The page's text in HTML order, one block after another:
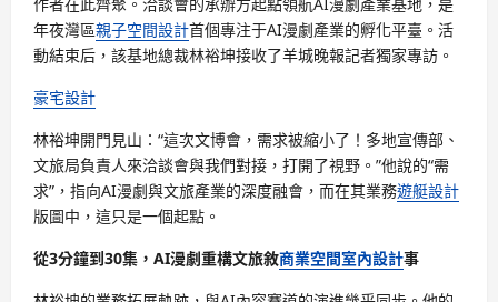
年夜灣區親子空間設計首個專注于AI漫劇產業的孵化平臺。活
動結束后，該基地總裁林裕坤接收了羊城晚報記者獨家專訪。
豪宅設計
林裕坤開門見山：“這次文博會，需求被縮小了！多地宣傳部、
文旅局負責人來洽談會與我們對接，打開了視野。”他說的“需
求”，指向AI漫劇與文旅產業的深度融會，而在其業務遊艇設計
版圖中，這只是一個起點。
從3分鐘到30集，AI漫劇重構文旅敘商業空間室內設計事